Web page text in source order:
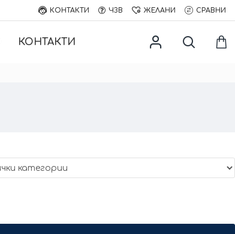
КОНТАКТИ ЧЗВ ЖЕЛАНИ СРАВНИ
КОНТАКТИ